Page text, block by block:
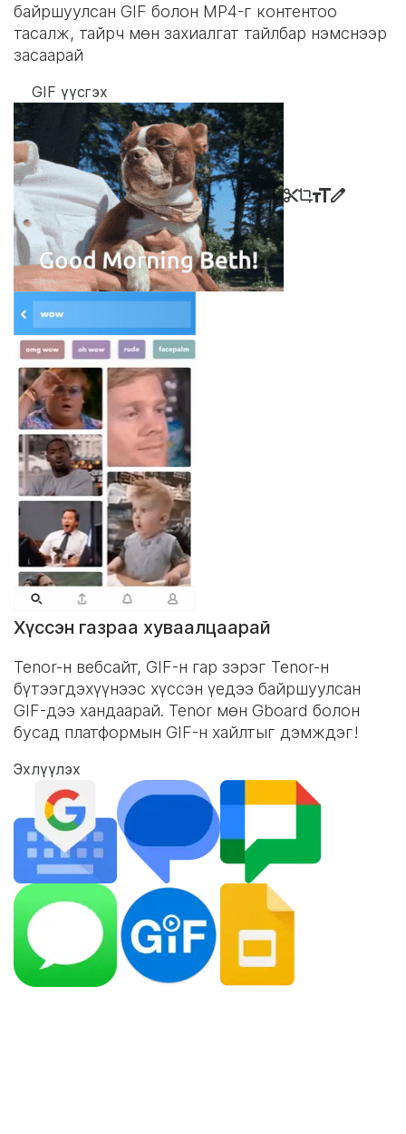
байршуулсан GIF болон MP4-г контентоо
тасалж, тайрч мөн захиалгат тайлбар нэмснээр
засаарай
GIF үүсгэх
Хүссэн газраа хуваалцаарай
Tenor-н вебсайт, GIF-н гар зэрэг Tenor-н
бүтээгдэхүүнээс хүссэн үедээ байршуулсан
GIF-дээ хандаарай. Tenor мөн Gboard болон
бусад платформын GIF-н хайлтыг дэмждэг!
Эхлүүлэх